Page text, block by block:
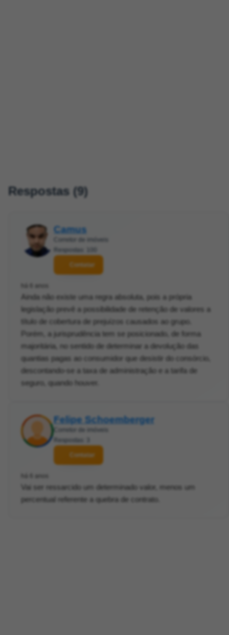
Respostas (9)
Camus
Contatar
Ainda não existe uma regra absoluta, pois a própria
legislação prevê a possibilidade de retenção de valores a
título de cobertura de prejuízos causados ao grupo.
Porém, a jurisprudência tem se posicionado, de forma
majoritária, no sentido de determinar a devolução das
quantias pagas ao consumidor que desistir do consórcio,
descontando-se a taxa de administração e a tarifa de
seguro, quando houver.
Felipe Schoemberger
Contatar
Vai ser ressarcido um determinado valor, menos um
percentual referente a quebra de contrato.